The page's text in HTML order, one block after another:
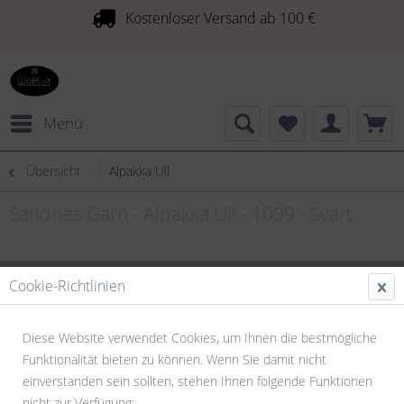
Kostenloser Versand ab 100 €
Menü
Übersicht Alpakka Ull
Cookie-Richtlinien
Diese Website verwendet Cookies, um Ihnen die bestmögliche
Funktionalität bieten zu können. Wenn Sie damit nicht
einverstanden sein sollten, stehen Ihnen folgende Funktionen